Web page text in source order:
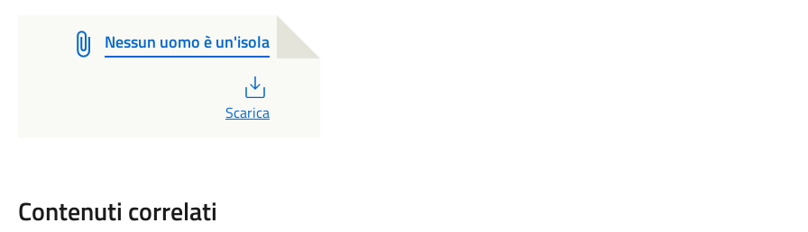
Nessun uomo è un'isola
Scarica
Contenuti correlati